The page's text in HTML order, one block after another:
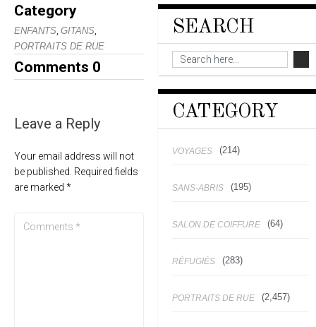
Category
ENFANTS, GITANS,
PORTRAITS DE RUE
Comments 0
Leave a Reply
Your email address will not
be published. Required fields
are marked *
SEARCH
CATEGORY
VOYAGES (214)
SANS-ABRIS (195)
SALON DE COIFFURE (64)
RÉFUGIÉS (283)
PORTRAITS DE RUE (2,457)